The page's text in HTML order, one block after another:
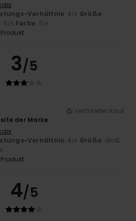
Verhältnis: 4/5 Größe:
: 5/5 Farbe: 5/5
3/5
Verifizierter Kauf
der Marke
Verhältnis: 4/5 Größe: Groß
4/5